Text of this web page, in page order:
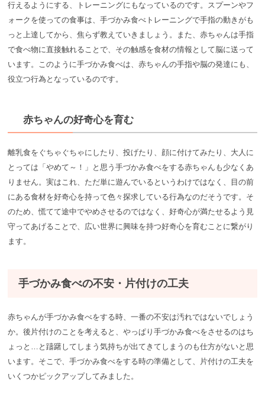
行えるようにする、トレーニングにもなっているのです。スプーンやフ
ォークを使っての食事は、手づかみ食べトレーニングで手指の動きがも
っと上達してから、焦らず教えていきましょう。また、赤ちゃんは手指
で食べ物に直接触れることで、その触感を食材の情報として脳に送って
います。このように手づかみ食べは、赤ちゃんの手指や脳の発達にも、
役立つ行為となっているのです。
赤ちゃんの好奇心を育む
離乳食をぐちゃぐちゃにしたり、投げたり、顔に付けてみたり、大人に
とっては「やめて～！」と思う手づかみ食べをする赤ちゃんも少なくあ
りません。実はこれ、ただ単に遊んでいるというわけではなく、目の前
にある食材を好奇心を持って色々探求している行為なのだそうです。そ
のため、慌てて途中でやめさせるのではなく、好奇心が満たせるよう見
守ってあげることで、広い世界に興味を持つ好奇心を育むことに繋がり
ます。
手づかみ食べの不安・片付けの工夫
赤ちゃんが手づかみ食べをする時、一番の不安は汚れではないでしょう
か。後片付けのことを考えると、やっぱり手づかみ食べをさせるのはち
ょっと…と躊躇してしまう気持ちが出てきてしまうのも仕方がないと思
います。そこで、手づかみ食べをする時の準備として、片付けの工夫を
いくつかピックアップしてみました。